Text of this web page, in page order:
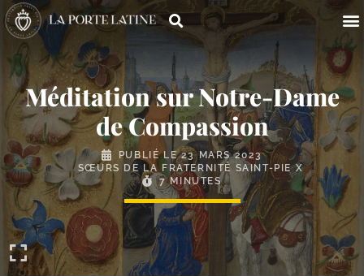
Méditation sur Notre-​Dame
de Compassion
PUBLIÉ LE23 MARS 2023
SŒURS DE LA FRATERNITÉ SAINT-PIE X
7 MINUTES